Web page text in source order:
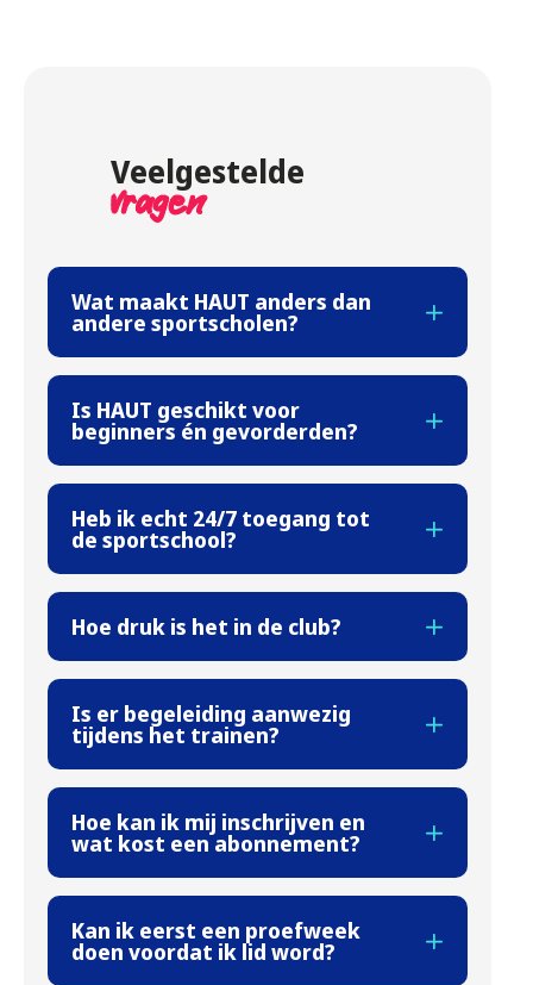
Veelgestelde
vragen
Wat maakt HAUT anders dan
andere sportscholen?
Is HAUT geschikt voor
beginners én gevorderden?
Heb ik echt 24/7 toegang tot
de sportschool?
Hoe druk is het in de club?
Is er begeleiding aanwezig
tijdens het trainen?
Hoe kan ik mij inschrijven en
wat kost een abonnement?
Kan ik eerst een proefweek
doen voordat ik lid word?